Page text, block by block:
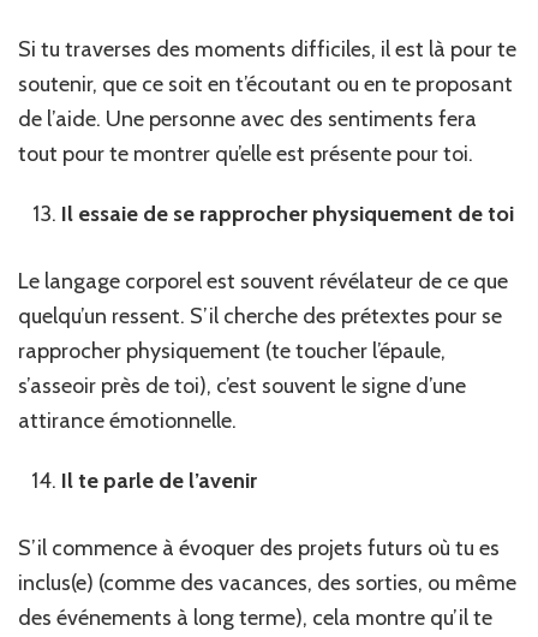
Si tu traverses des moments difficiles, il est là pour te
soutenir, que ce soit en t’écoutant ou en te proposant
de l’aide. Une personne avec des sentiments fera
tout pour te montrer qu’elle est présente pour toi.
Il essaie de se rapprocher physiquement de toi
Le langage corporel est souvent révélateur de ce que
quelqu’un ressent. S’il cherche des prétextes pour se
rapprocher physiquement (te toucher l’épaule,
s’asseoir près de toi), c’est souvent le signe d’une
attirance émotionnelle.
Il te parle de l’avenir
S’il commence à évoquer des projets futurs où tu es
inclus(e) (comme des vacances, des sorties, ou même
des événements à long terme), cela montre qu’il te